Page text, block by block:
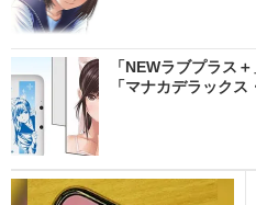
「NEWラブプラス
「マナカデラック